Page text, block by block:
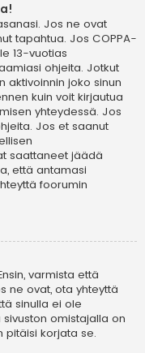
Jos ne ovat
tapahtua. Jos COPPA-
13-vuotias
ohjeita. Jotkut
aktivoinnin joko sinun
kuin voit kirjautua
yhteydessä. Jos
Jos et saanut
saattaneet jäädä
että antamasi
foorumin
varmista että
ne ovat, ota yhteyttä
sinulla ei ole
omistajalla on
pitäisi korjata se.